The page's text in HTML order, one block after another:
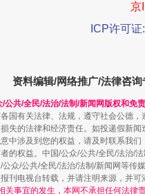
站台名比不上好声名
京
ICP许可
资料编辑/网络推广/法律咨询
/公共/全民/法治/法制/新闻网版权和免
国有关法律、法规，遵守社会公德
失的法律和经济责任。如投递假新
中涉及到您的权益，请及时联系我
的权益。中国/公众/公共/全民/法治/
公众/公共/全民/法治/法制/新闻网等传
刊电视台转载，并请注明来源，并可
关事宜的发生，本网不承担任何法律